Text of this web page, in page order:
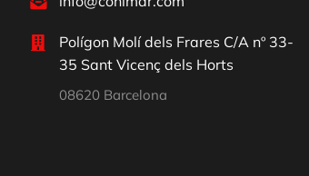
Polígon Molí dels Frares C/A nº 33-
35 Sant Vicenç dels Horts
08620 Barcelona